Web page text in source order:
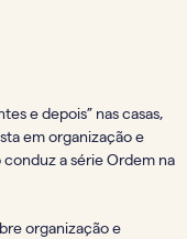
e depois” nas casas,
em organização e
a série Ordem na
organização e